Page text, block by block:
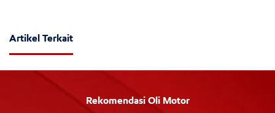
Artikel Terkait
Rekomendasi Oli Motor